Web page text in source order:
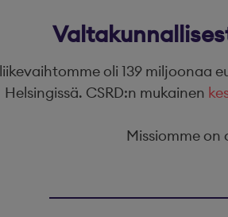
oli 139 miljoonaa
Helsingissä. CSRD:n mukainen
Missiomme